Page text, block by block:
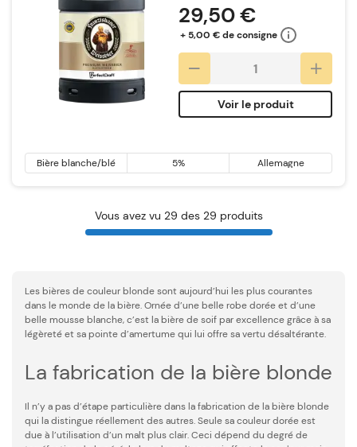
29,50 €
+ 5,00 € de consigne
Voir le produit
Bière blanche/blé 5% Allemagne
Vous avez vu 29 des 29 produits
Les bières de couleur blonde sont aujourd’hui les plus courantes
dans le monde de la bière. Ornée d’une belle robe dorée et d’une
belle mousse blanche, c’est la bière de soif par excellence grâce à sa
légèreté et sa pointe d’amertume qui lui offre sa vertu désaltérante.
La fabrication de la bière blonde
Il n’y a pas d’étape particulière dans la fabrication de la bière blonde
qui la distingue réellement des autres. Seule sa couleur dorée est
due à l’utilisation d’un malt plus clair. Ceci dépend du degré de